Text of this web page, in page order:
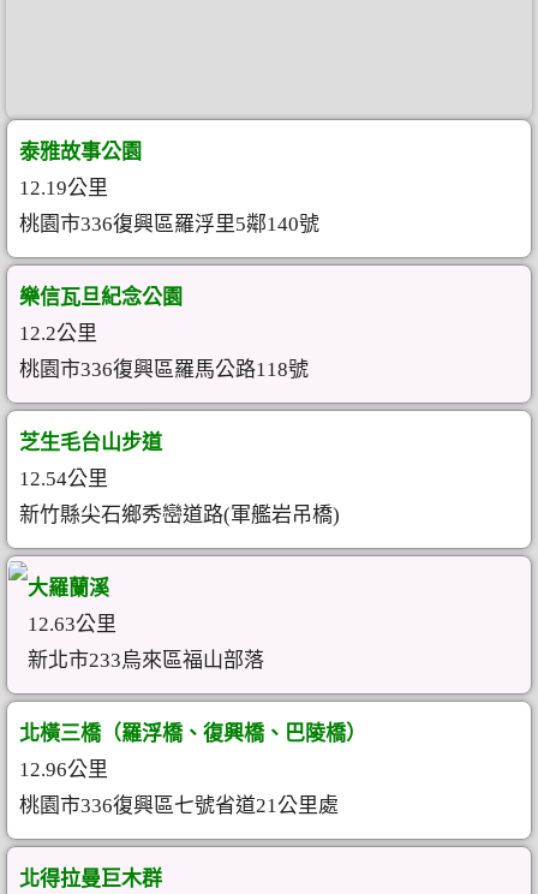
泰雅故事公園
12.19公里
桃園市336復興區羅浮里5鄰140號
樂信瓦旦紀念公園
12.2公里
桃園市336復興區羅馬公路118號
芝生毛台山步道
12.54公里
新竹縣尖石鄉秀巒道路(軍艦岩吊橋)
大羅蘭溪
12.63公里
新北市233烏來區福山部落
北橫三橋（羅浮橋、復興橋、巴陵橋）
12.96公里
桃園市336復興區七號省道21公里處
北得拉曼巨木群